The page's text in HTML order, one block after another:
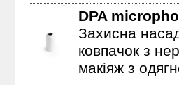
DPA
Захисна
ковпачок з
макіяж з